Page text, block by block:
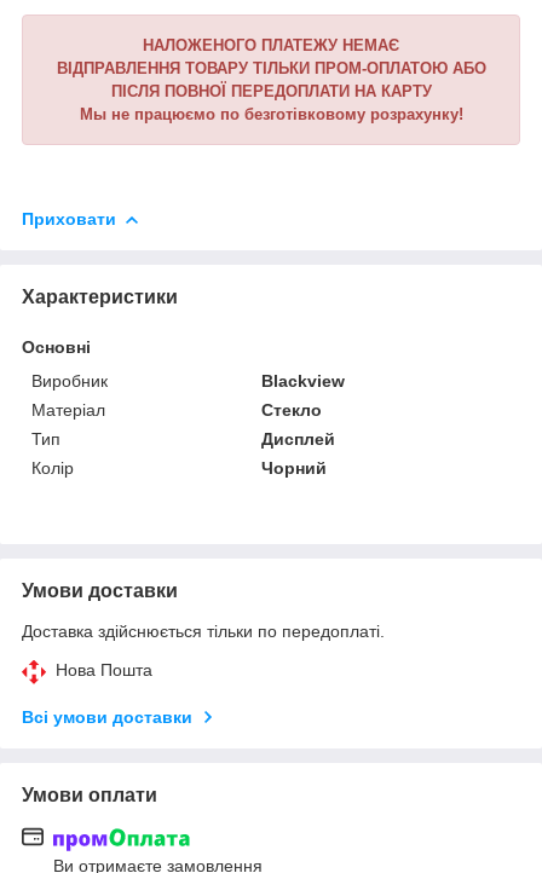
НАЛОЖЕНОГО ПЛАТЕЖУ НЕМАЄ
ВІДПРАВЛЕННЯ ТОВАРУ ТІЛЬКИ ПРОМ-ОПЛАТОЮ АБО
ПІСЛЯ ПОВНОЇ ПЕРЕДОПЛАТИ НА КАРТУ
Мы не працюємо по безготівковому розрахунку!
Приховати
Характеристики
Основні
Виробник
Blackview
Матеріал
Стекло
Тип
Дисплей
Колір
Чорний
Умови доставки
Доставка здійснюється тільки по передоплаті.
Нова Пошта
Всі умови доставки
Умови оплати
Ви отримаєте замовлення